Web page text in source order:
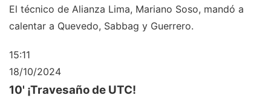
El técnico de Alianza Lima, Mariano Soso, mandó a
calentar a Quevedo, Sabbag y Guerrero.
15:11
18/10/2024
10' ¡Travesaño de UTC!